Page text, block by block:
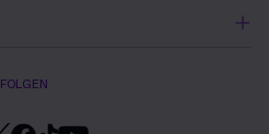
FOLGEN